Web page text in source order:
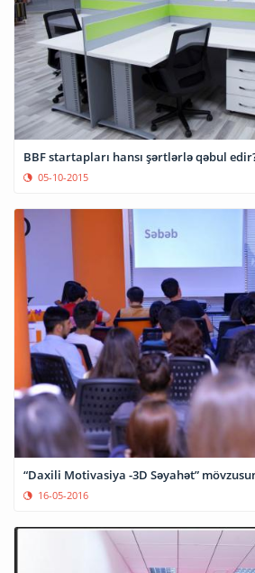
BBF startapları hansı şərtlərlə qəbul
05-10-2015
16-05-2016